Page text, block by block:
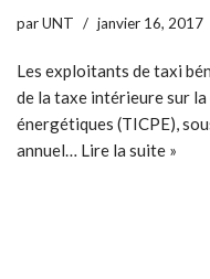
parUNT janvier 16, 2017
Les exploitants de taxi
de la taxe intérieure sur
énergétiques (TICPE),
annuel… Lire la suite »